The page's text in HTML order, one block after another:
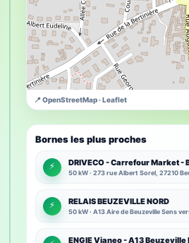
📍 OpenStreetMap · Leaflet
Bornes les plus proches
⚡ DRIVECO - Carrefour Market -
50 kW · 273 rue Albert Sorel, 27210
⚡ RELAIS BEUZEVILLE NORD
50 kW · A13 Aire de Beuzeville Sens
ENGIE Vianeo - A13 Beuzeville